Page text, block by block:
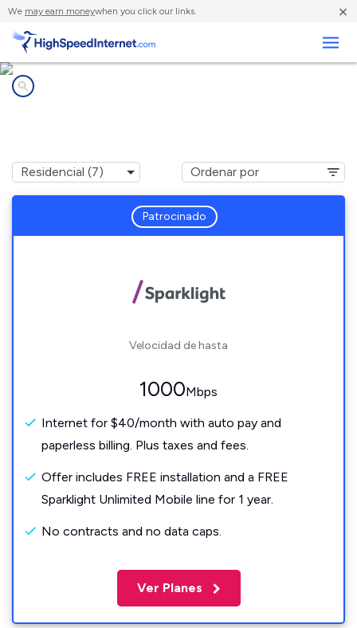
We may earn moneywhen you click our links. ×
Patrocinado
Velocidad de hasta
1000Mbps
Internet for $40/month with auto pay and
paperless billing. Plus taxes and fees.
Offer includes FREE installation and a FREE
Sparklight Unlimited Mobile line for 1 year.
No contracts and no data caps.
Ver Planes